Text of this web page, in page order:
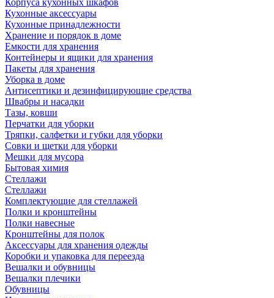
Корпуса кухонных шкафов
Кухонные аксессуары
Кухонные принадлежности
Хранение и порядок в доме
Емкости для хранения
Контейнеры и ящики для хранения
Пакеты для хранения
Уборка в доме
Антисептики и дезинфицирующие средства
Швабры и насадки
Тазы, ковши
Перчатки для уборки
Тряпки, салфетки и губки для уборки
Совки и щетки для уборки
Мешки для мусора
Бытовая химия
Стеллажи
Стеллажи
Комплектующие для стеллажей
Полки и кронштейны
Полки навесные
Кронштейны для полок
Аксессуары для хранения одежды
Коробки и упаковка для переезда
Вешалки и обувницы
Вешалки плечики
Обувницы